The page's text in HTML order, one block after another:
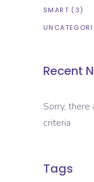
SMART (3)
Recent
Sorry,
criteria
Tags